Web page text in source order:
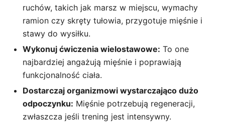
ruchów, takich jak marsz w miejscu, wymachy
ramion czy skręty tułowia, przygotuje mięśnie i
stawy do wysiłku.
Wykonuj ćwiczenia wielostawowe: To one
najbardziej angażują mięśnie i poprawiają
funkcjonalność ciała.
Dostarczaj organizmowi wystarczająco dużo
odpoczynku: Mięśnie potrzebują regeneracji,
zwłaszcza jeśli trening jest intensywny.